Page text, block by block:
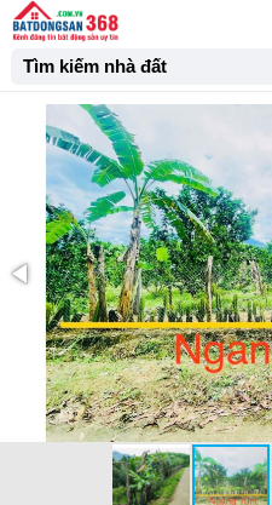
Tìm kiếm nhà đất